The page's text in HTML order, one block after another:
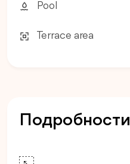
Pool
Terrace area
Подробности